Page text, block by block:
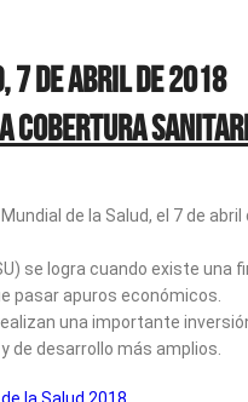
7 de abril de 2018
cobertura
de la Salud, el 7 de
se logra cuando existe
pasar apuros económicos.
una importante
de desarrollo más amplios.